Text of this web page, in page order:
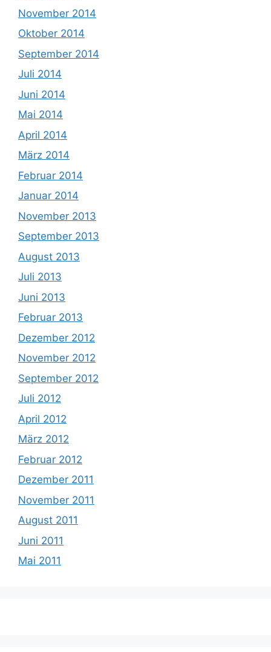
November 2014
Oktober 2014
September 2014
Juli 2014
Juni 2014
Mai 2014
April 2014
März 2014
Februar 2014
Januar 2014
November 2013
September 2013
August 2013
Juli 2013
Juni 2013
Februar 2013
Dezember 2012
November 2012
September 2012
Juli 2012
April 2012
März 2012
Februar 2012
Dezember 2011
November 2011
August 2011
Juni 2011
Mai 2011